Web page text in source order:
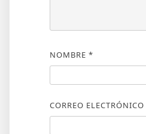
NOMBRE *
CORREO ELECTRÓNICO